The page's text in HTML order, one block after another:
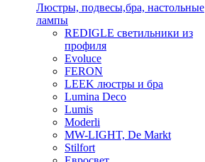
Люстры, подвесы,бра, настольные
лампы
REDIGLE светильники из
профиля
Evoluce
FERON
LEEK люстры и бра
Lumina Deco
Lumis
Moderli
MW-LIGHT, De Markt
Stilfort